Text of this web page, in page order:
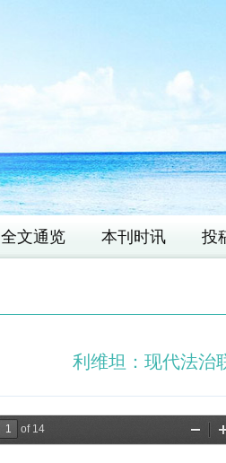
全文通览 本刊时讯 投
利维坦：现代法治